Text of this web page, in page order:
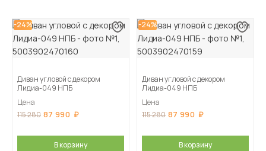
-24%
Диван угловой с декором
Лидиа-049 НПБ
Цена
115 280 87 990
В корзину
-24%
Диван угловой с декором
Лидиа-049 НПБ
Цена
115 280 87 990
В корзину